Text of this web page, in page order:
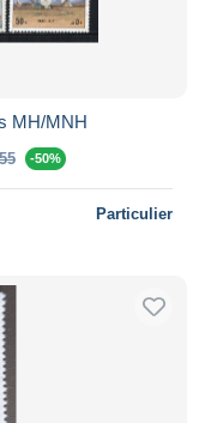
MH/MNH
-50%
Particulier